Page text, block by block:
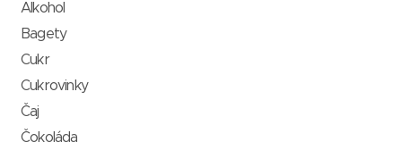
Alkohol
Bagety
Cukr
Cukrovinky
Čaj
Čokoláda